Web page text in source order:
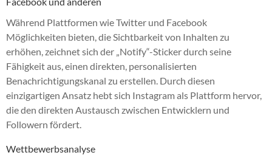
Während Plattformen wie Twitter und Facebook
Möglichkeiten bieten, die Sichtbarkeit von Inhalten zu
erhöhen, zeichnet sich der „Notify“-Sticker durch seine
Fähigkeit aus, einen direkten, personalisierten
Benachrichtigungskanal zu erstellen. Durch diesen
einzigartigen Ansatz hebt sich Instagram als Plattform hervor,
die den direkten Austausch zwischen Entwicklern und
Followern fördert.
Wettbewerbsanalyse